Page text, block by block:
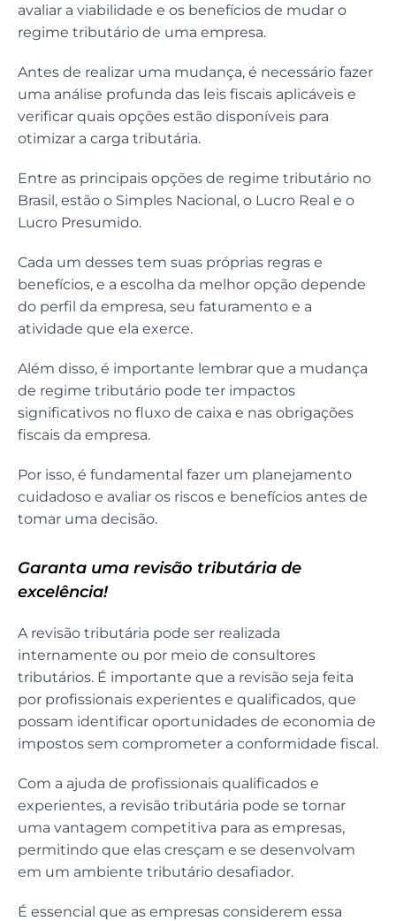
avaliar a viabilidade e os benefícios de mudar o
regime tributário de uma empresa.
Antes de realizar uma mudança, é necessário fazer
uma análise profunda das leis fiscais aplicáveis e
verificar quais opções estão disponíveis para
otimizar a carga tributária.
Entre as principais opções de regime tributário no
Brasil, estão o Simples Nacional, o Lucro Real e o
Lucro Presumido.
Cada um desses tem suas próprias regras e
benefícios, e a escolha da melhor opção depende
do perfil da empresa, seu faturamento e a
atividade que ela exerce.
Além disso, é importante lembrar que a mudança
de regime tributário pode ter impactos
significativos no fluxo de caixa e nas obrigações
fiscais da empresa.
Por isso, é fundamental fazer um planejamento
cuidadoso e avaliar os riscos e benefícios antes de
tomar uma decisão.
Garanta uma revisão tributária de
excelência!
A revisão tributária pode ser realizada
internamente ou por meio de consultores
tributários. É importante que a revisão seja feita
por profissionais experientes e qualificados, que
possam identificar oportunidades de economia de
impostos sem comprometer a conformidade fiscal.
Com a ajuda de profissionais qualificados e
experientes, a revisão tributária pode se tornar
uma vantagem competitiva para as empresas,
permitindo que elas cresçam e se desenvolvam
em um ambiente tributário desafiador.
É essencial que as empresas considerem essa